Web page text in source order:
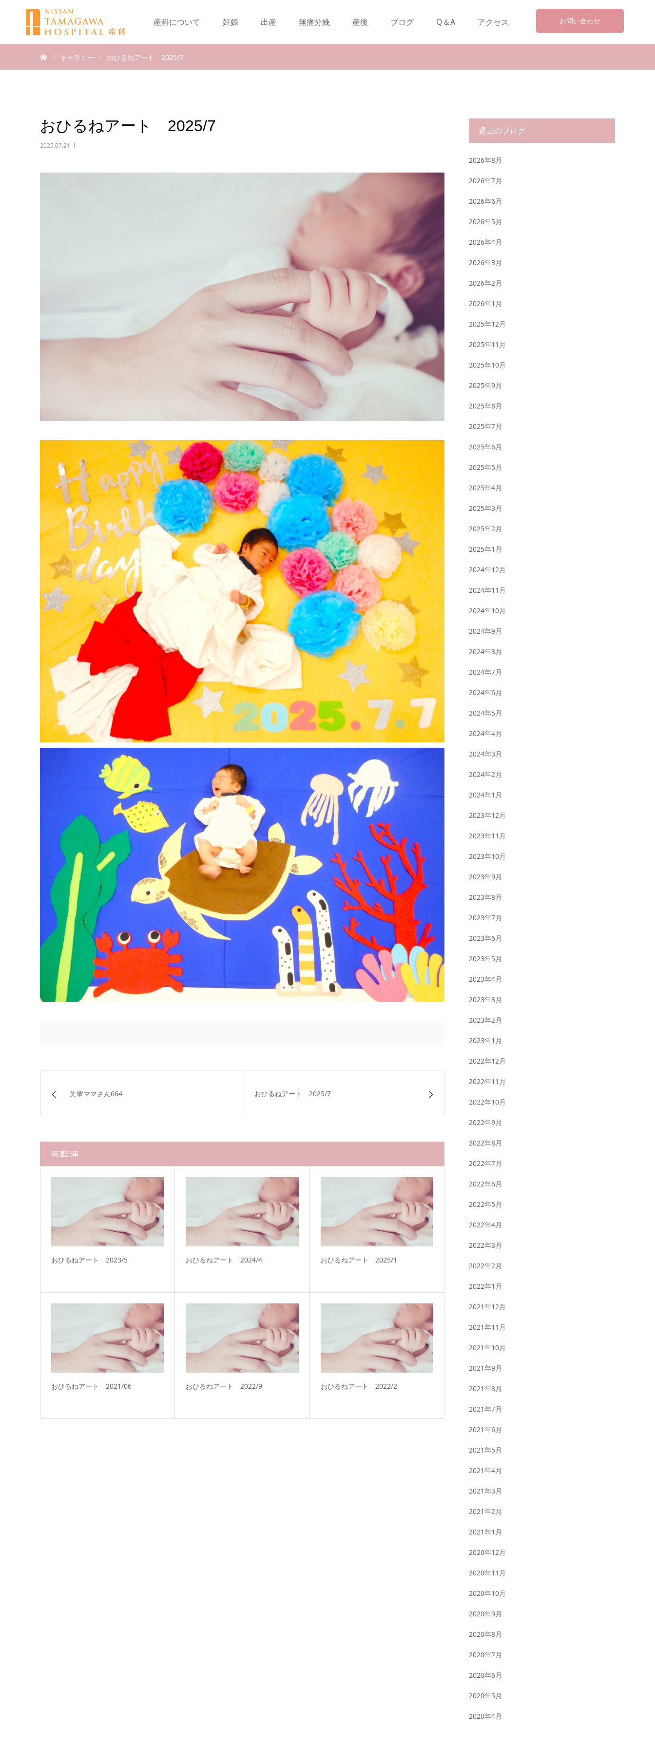
お問い合わせ
産科について 妊娠 出産 無痛分娩 産後 ブログ Q＆A アクセス
ギャラリー おひるねアート 2025/7
おひるねアート 2025/7
2025.07.21
先輩ママさん664 おひるねアート 2025/7
関連記事
おひるねアート 2023/5 おひるねアート 2024/4 おひるねアート 2025/1
おひるねアート 2021/06 おひるねアート 2022/9 おひるねアート 2022/2
過去のブログ
2026年8月
2026年7月
2026年6月
2026年5月
2026年4月
2026年3月
2026年2月
2026年1月
2025年12月
2025年11月
2025年10月
2025年9月
2025年8月
2025年7月
2025年6月
2025年5月
2025年4月
2025年3月
2025年2月
2025年1月
2024年12月
2024年11月
2024年10月
2024年9月
2024年8月
2024年7月
2024年6月
2024年5月
2024年4月
2024年3月
2024年2月
2024年1月
2023年12月
2023年11月
2023年10月
2023年9月
2023年8月
2023年7月
2023年6月
2023年5月
2023年4月
2023年3月
2023年2月
2023年1月
2022年12月
2022年11月
2022年10月
2022年9月
2022年8月
2022年7月
2022年6月
2022年5月
2022年4月
2022年3月
2022年2月
2022年1月
2021年12月
2021年11月
2021年10月
2021年9月
2021年8月
2021年7月
2021年6月
2021年5月
2021年4月
2021年3月
2021年2月
2021年1月
2020年12月
2020年11月
2020年10月
2020年9月
2020年8月
2020年7月
2020年6月
2020年5月
2020年4月